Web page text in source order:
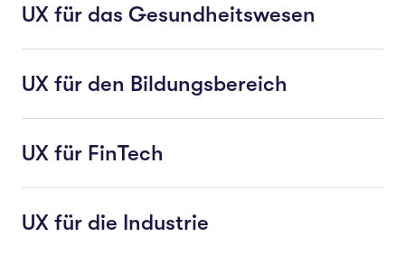
UX für das Gesundheitswesen
UX für den Bildungsbereich
UX für FinTech
UX für die Industrie